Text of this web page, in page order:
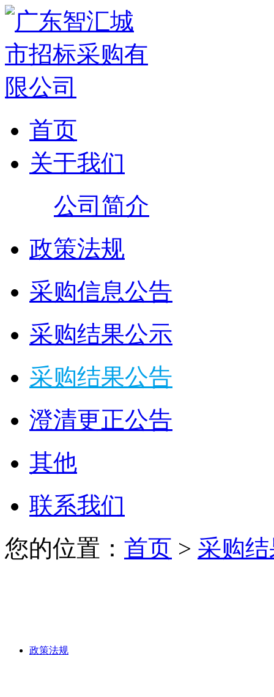
首页
关于我们
公司简介
政策法规
采购信息公告
采购结果公示
采购结果公告
澄清更正公告
其他
联系我们
您的位置： 首页 > 采购
政策法规